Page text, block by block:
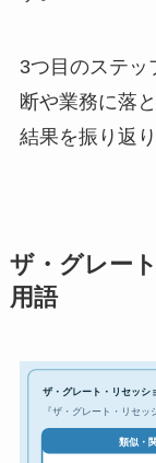
3つ目のステッ
断や業務に落
結果を振り返
ザ・グレー
用語
ザ・グレート・リセッシ
『ザ・グレート・リセッ
類似・